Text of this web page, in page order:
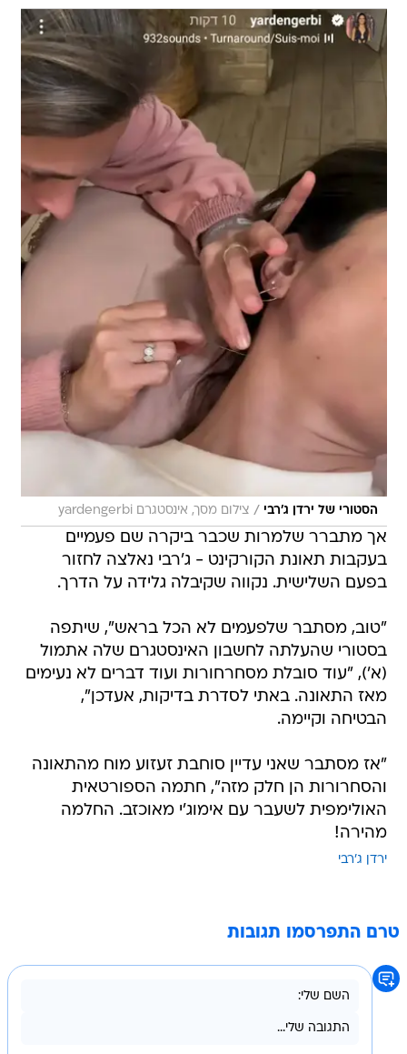
הסטורי של ירדן ג'רבי / צילום מסך, אינסטגרם yardengerbi
אך מתברר שלמרות שכבר ביקרה שם פעמיים
בעקבות תאונת הקורקינט - ג'רבי נאלצה לחזור
בפעם השלישית. נקווה שקיבלה גלידה על הדרך.
"טוב, מסתבר שלפעמים לא הכל בראש", שיתפה
(א'), "עוד סובלת מסחרחורות ועוד דברים לא נעימים
מאז התאונה. באתי לסדרת בדיקות, אעדכן",
הבטיחה וקיימה.
"אז מסתבר שאני עדיין סוחבת זעזוע מוח מהתאונה
האולימפית לשעבר עם אימוג'י מאוכזב. החלמה
מהירה!
ירדן ג'רבי